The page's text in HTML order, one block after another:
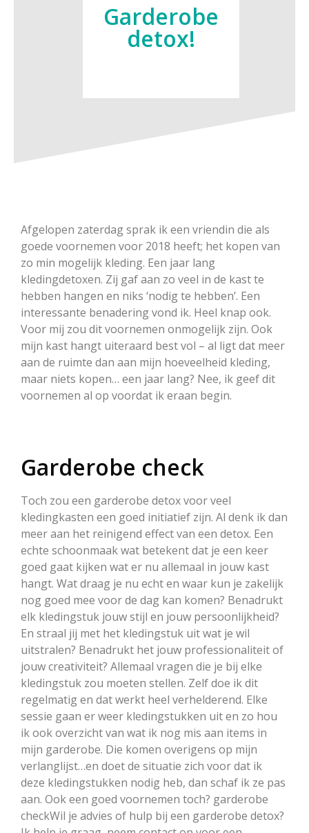
Garderobe
detox!
Afgelopen zaterdag sprak ik een vriendin die als
goede voornemen voor 2018 heeft; het kopen van
zo min mogelijk kleding. Een jaar lang
kledingdetoxen. Zij gaf aan zo veel in de kast te
hebben hangen en niks ‘nodig te hebben’. Een
interessante benadering vond ik. Heel knap ook.
Voor mij zou dit voornemen onmogelijk zijn. Ook
mijn kast hangt uiteraard best vol – al ligt dat meer
aan de ruimte dan aan mijn hoeveelheid kleding,
maar niets kopen… een jaar lang? Nee, ik geef dit
voornemen al op voordat ik eraan begin.
Garderobe check
Toch zou een garderobe detox voor veel
kledingkasten een goed initiatief zijn. Al denk ik dan
meer aan het reinigend effect van een detox. Een
echte schoonmaak wat betekent dat je een keer
goed gaat kijken wat er nu allemaal in jouw kast
hangt. Wat draag je nu echt en waar kun je zakelijk
nog goed mee voor de dag kan komen? Benadrukt
elk kledingstuk jouw stijl en jouw persoonlijkheid?
En straal jij met het kledingstuk uit wat je wil
uitstralen? Benadrukt het jouw professionaliteit of
jouw creativiteit? Allemaal vragen die je bij elke
kledingstuk zou moeten stellen. Zelf doe ik dit
regelmatig en dat werkt heel verhelderend. Elke
sessie gaan er weer kledingstukken uit en zo hou
ik ook overzicht van wat ik nog mis aan items in
mijn garderobe. Die komen overigens op mijn
verlanglijst…en doet de situatie zich voor dat ik
deze kledingstukken nodig heb, dan schaf ik ze pas
aan. Ook een goed voornemen toch? garderobe
checkWil je advies of hulp bij een garderobe detox?